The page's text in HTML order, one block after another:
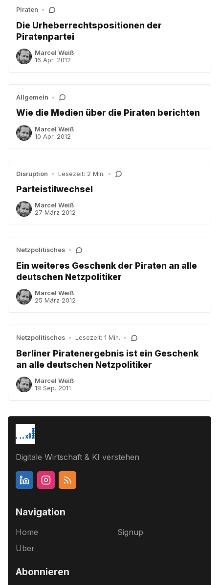
Piraten •
Die Urheberrechtspositionen der
Piratenpartei
Marcel Weiß
16 Apr. 2012
Allgemein •
Wie die Medien über die Piraten berichten
Marcel Weiß
10 Apr. 2012
Disruption • Lesezeit: 2 Min. •
Parteistilwechsel
Marcel Weiß
27 März 2012
Netzpolitisches •
Ein weiteres Geschenk der Piraten an alle
deutschen Netzpolitiker
Marcel Weiß
25 März 2012
Netzpolitisches • Lesezeit: 1 Min. •
Berliner Piratenergebnis ist ein Geschenk
an alle deutschen Netzpolitiker
Marcel Weiß
18 Sep. 2011
Digitale Wirtschaft & KI verstehen
Navigation
Home
Über
Signup
Abonnieren